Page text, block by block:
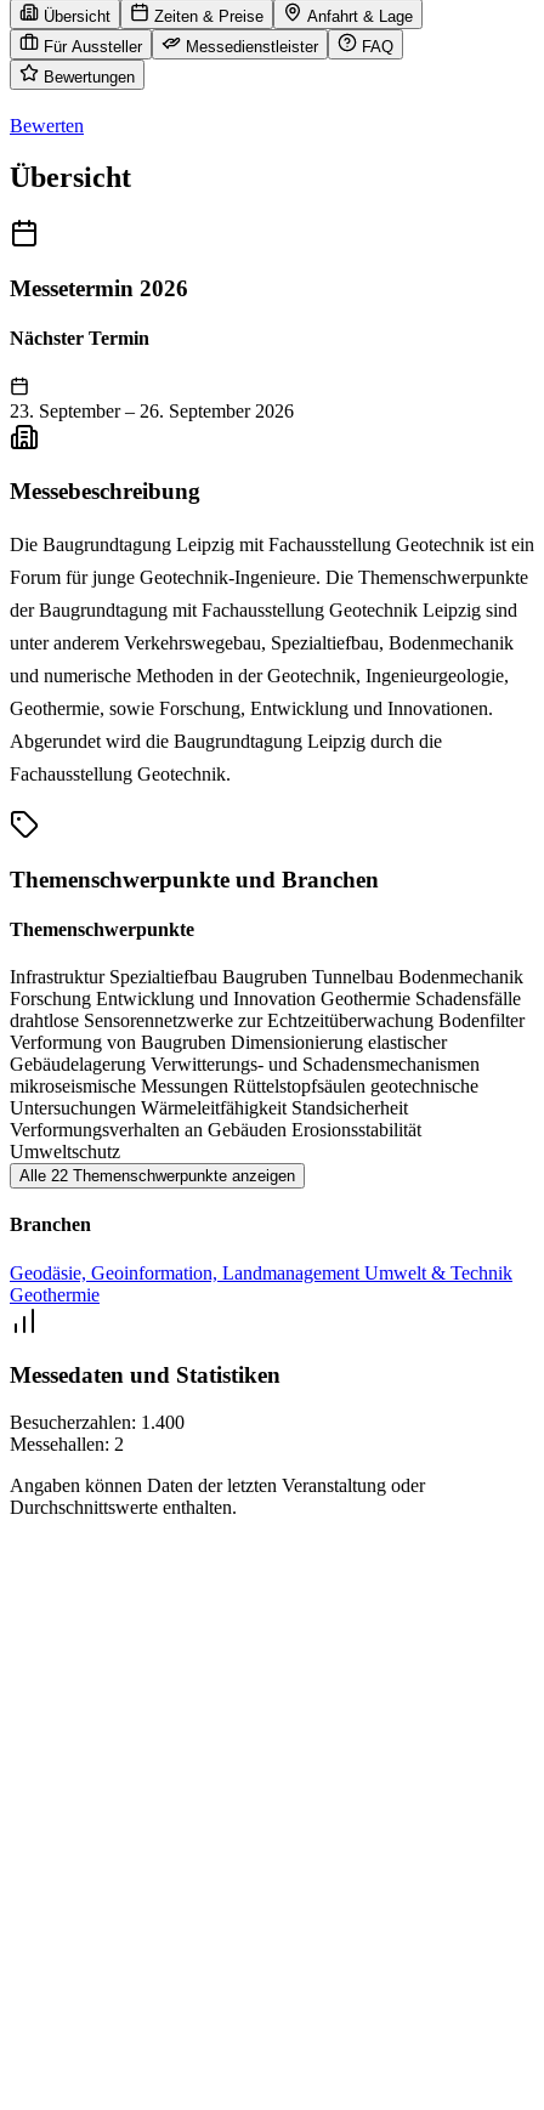
Übersicht Zeiten & Preise
Anfahrt & Lage
Für Aussteller
Messedienstleister
FAQ
Bewertungen
Bewerten
Übersicht
Messetermin 2026
Nächster Termin
23. September – 26. September 2026
Messebeschreibung
Die Baugrundtagung Leipzig mit Fachausstellung Geotechnik ist ein
Forum für junge Geotechnik-Ingenieure. Die Themenschwerpunkte
der Baugrundtagung mit Fachausstellung Geotechnik Leipzig sind
unter anderem Verkehrswegebau, Spezialtiefbau, Bodenmechanik
und numerische Methoden in der Geotechnik, Ingenieurgeologie,
Geothermie, sowie Forschung, Entwicklung und Innovationen.
Abgerundet wird die Baugrundtagung Leipzig durch die
Fachausstellung Geotechnik.
Themenschwerpunkte und Branchen
Themenschwerpunkte
Infrastruktur Spezialtiefbau Baugruben Tunnelbau Bodenmechanik
Forschung Entwicklung und Innovation Geothermie Schadensfälle
drahtlose Sensorennetzwerke zur Echtzeitüberwachung Bodenfilter
Verformung von Baugruben Dimensionierung elastischer
Gebäudelagerung Verwitterungs- und Schadensmechanismen
mikroseismische Messungen Rüttelstopfsäulen geotechnische
Untersuchungen Wärmeleitfähigkeit Standsicherheit
Verformungsverhalten an Gebäuden Erosionsstabilität
Umweltschutz
Alle 22 Themenschwerpunkte anzeigen
Branchen
Geodäsie, Geoinformation, Landmanagement Umwelt & Technik
Geothermie
Messedaten und Statistiken
Besucherzahlen: 1.400
Messehallen: 2
Angaben können Daten der letzten Veranstaltung oder
Durchschnittswerte enthalten.